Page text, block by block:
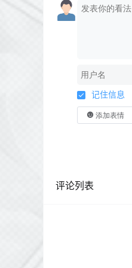
记住信息
添加表情
评论列表